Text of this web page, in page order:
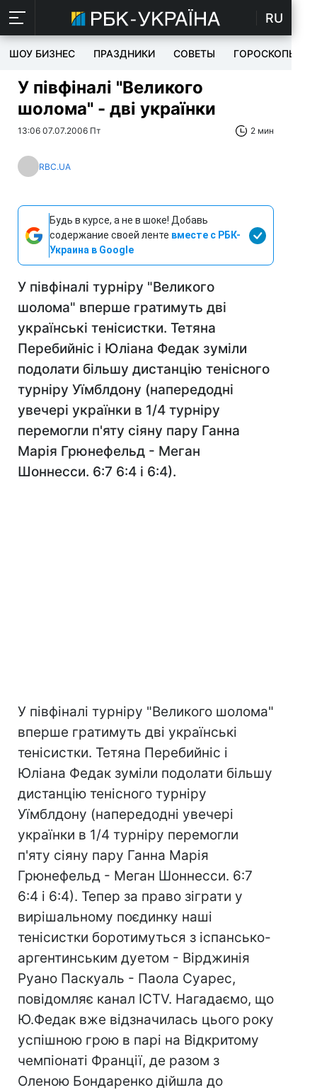
RU
ШОУ БИЗНЕС ПРАЗДНИКИ СОВЕТЫ ГОРОСКОПЫ
У півфіналі "Великого
шолома" - дві українки
13:06 07.07.2006 Пт 2 мин
RBC.UA
Будь в курсе, а не в шоке! Добавь
содержание своей ленте вместе с РБК-
Украина в Google
У півфіналі турніру "Великого
шолома" вперше гратимуть дві
українські тенісистки. Тетяна
Перебийніс і Юліана Федак зуміли
подолати більшу дистанцію тенісного
турніру Уїмблдону (напередодні
увечері українки в 1/4 турніру
перемогли п'яту сіяну пару Ганна
Марія Грюнефельд - Меган
Шоннесси. 6:7 6:4 і 6:4).
У півфіналі турніру "Великого шолома"
вперше гратимуть дві українські
тенісистки. Тетяна Перебийніс і
Юліана Федак зуміли подолати більшу
дистанцію тенісного турніру
Уїмблдону (напередодні увечері
українки в 1/4 турніру перемогли
п'яту сіяну пару Ганна Марія
Грюнефельд - Меган Шоннесси. 6:7
6:4 і 6:4). Тепер за право зіграти у
вирішальному поєдинку наші
тенісистки боротимуться з іспансько-
аргентинським дуетом - Вірджинія
Руано Паскуаль - Паола Суарес,
повідомляє канал ICTV. Нагадаємо, що
Ю.Федак вже відзначилась цього року
успішною грою в парі на Відкритому
чемпіонаті Франції, де разом з
Оленою Бондаренко дійшла до